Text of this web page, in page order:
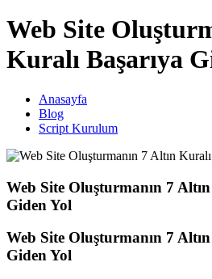
Web Site
Kuralı Başarıya
Anasayfa
Blog
Script Kurulum
Web Site Oluşturmanın 7
Giden Yol
Web Site Oluşturmanın 7
Giden Yol